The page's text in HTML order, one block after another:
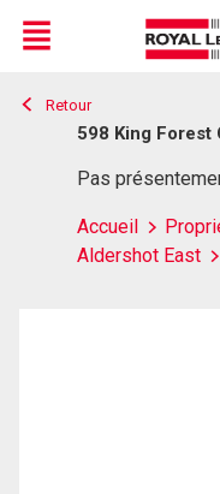
Live
En Direct
Menu
Retour
598 King Forest
Pas
Accueil
Aldershot East